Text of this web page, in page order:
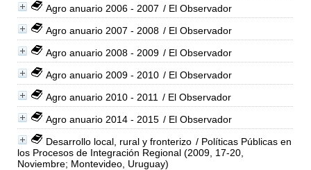
Agro anuario 2006 - 2007 / El Observador
Agro anuario 2007 - 2008 / El Observador
Agro anuario 2008 - 2009 / El Observador
Agro anuario 2009 - 2010 / El Observador
Agro anuario 2010 - 2011 / El Observador
Agro anuario 2014 - 2015 / El Observador
Desarrollo local, rural y fronterizo / Políticas Públicas en
los Procesos de Integración Regional (2009, 17-20,
Noviembre; Montevideo, Uruguay)